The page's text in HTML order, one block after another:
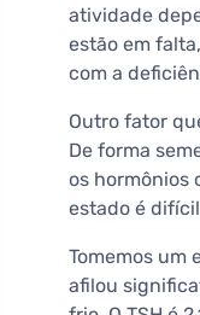
atividade
estão em
com a
Outro fator
De forma
os hormônios
estado é
Tomemos um
afilou